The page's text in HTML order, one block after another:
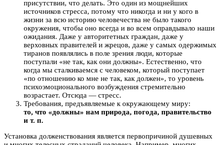
присутствии, что делать. Это один из мощнейших
источников стресса, потому что никогда и ни у кого в
жизни за всю историю человечества не было такого
окружения, чтобы оно всегда и во всем оправдывало наши
ожидания. Даже у авторитетных граждан, даже у
верховных правителей и жрецов, даже у самых одержимых
тиранов появлялись в поле зрения люди, которые
поступали «не так, как они должны». Естественно, что
когда мы сталкиваемся с человеком, который поступает
«по отношению ко мне не так, как должен», то уровень
психоэмоционального возбуждения стремительно
возрастает. Отсюда — стресс.
Требования, предъявляемые к окружающему миру:
то, что «должны» нам природа, погода, правительство
и т. п.
Установка долженствования является первопричиной душевных